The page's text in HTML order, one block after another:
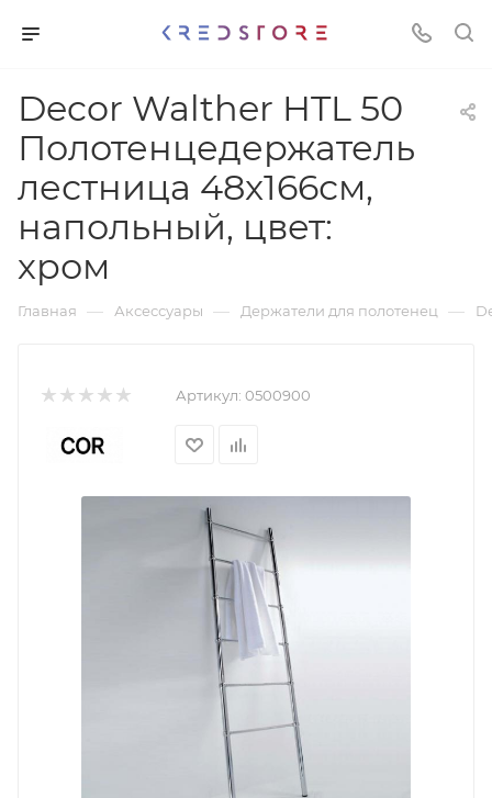
Decor Walther HTL 50
Полотенцедержатель
лестница 48x166см,
напольный, цвет:
хром
Главная — Аксессуары — Держатели для полотенец —
Артикул: 0500900